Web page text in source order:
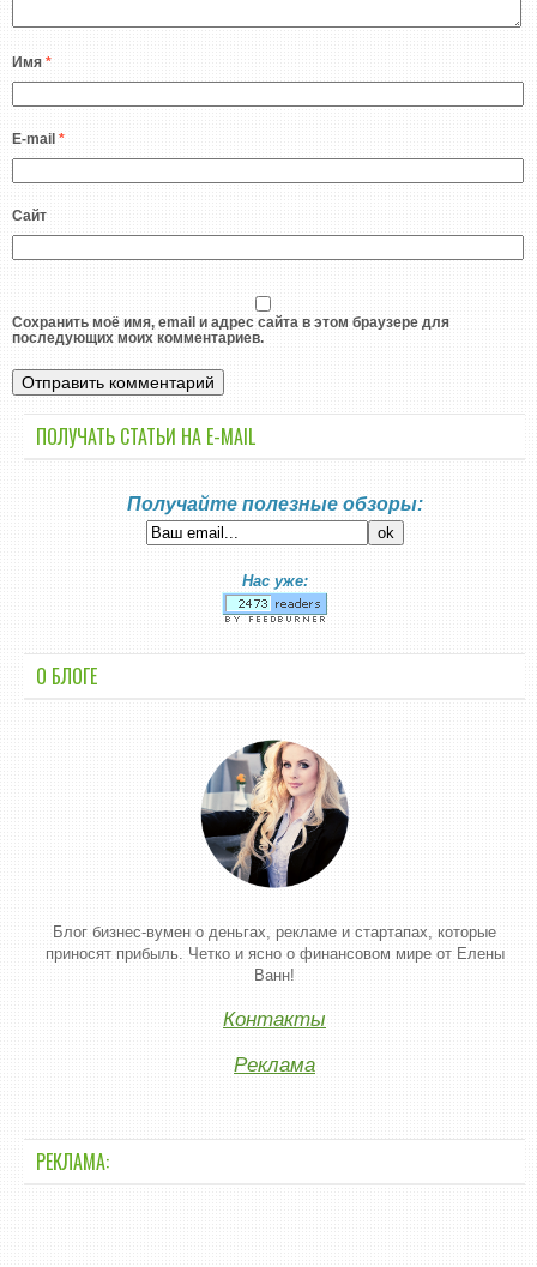
Имя *
E-mail *
Сайт
Сохранить моё имя, email и адрес сайта в этом браузере для
последующих моих комментариев.
ПОЛУЧАТЬ СТАТЬИ НА E-MАIL
Получайте полезные обзоры:
Нас уже:
О БЛОГЕ
Блог бизнес-вумен о деньгах, рекламе и стартапах, которые
приносят прибыль. Четко и ясно о финансовом мире от Елены
Ванн!
Контакты
Реклама
РЕКЛАМА: